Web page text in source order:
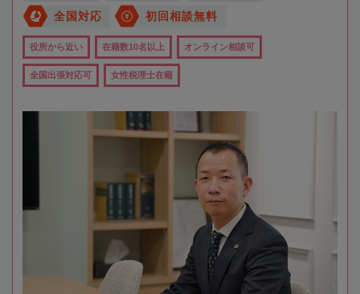
全国対応 初回相談無料
役所から近い 在籍数10名以上 オンライン相談可
全国出張対応可 女性税理士在籍